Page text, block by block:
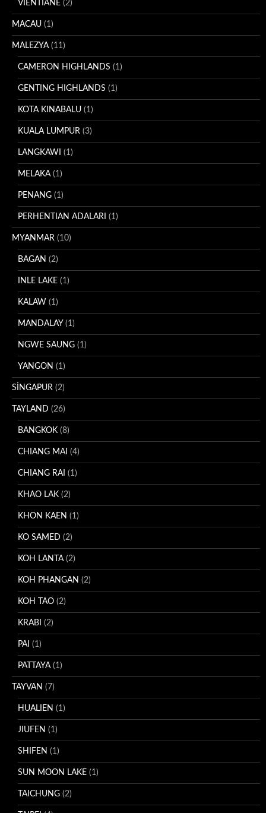
VIENTIANE (2)
MACAU (1)
MALEZYA(11)
CAMERON HIGHLANDS (1)
GENTING HIGHLANDS (1)
KOTA KINABALU (1)
KUALA LUMPUR (3)
LANGKAWI (1)
MELAKA(1)
PENANG (1)
PERHENTIAN ADALARI (1)
MYANMAR (10)
BAGAN (2)
INLE LAKE (1)
KALAW (1)
MANDALAY (1)
NGWE SAUNG (1)
YANGON (1)
SİNGAPUR (2)
TAYLAND (26)
BANGKOK (8)
CHIANG MAI (4)
CHIANG RAI (1)
KHAO LAK (2)
KHON KAEN (1)
KO SAMED (2)
KOH LANTA(2)
KOH PHANGAN (2)
KOH TAO (2)
KRABI (2)
PAI (1)
PATTAYA(1)
TAYVAN (7)
HUALIEN (1)
JIUFEN (1)
SHIFEN (1)
SUN MOON LAKE (1)
TAICHUNG (2)